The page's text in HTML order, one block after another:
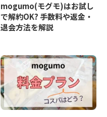
mogumo(モグモ)はお試し
で解約OK? 手数料や返金・
退会方法を解説